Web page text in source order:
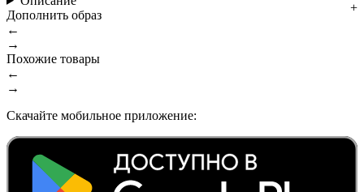
Дополнить образ
←
→
Похожие товары
←
→
Скачайте мобильное приложение: